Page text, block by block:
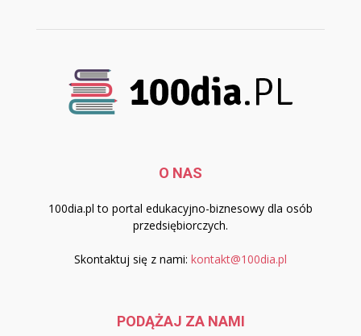
O NAS
100dia.pl to portal edukacyjno-biznesowy dla osób
przedsiębiorczych.
Skontaktuj się z nami: kontakt@100dia.pl
PODĄŻAJ ZA NAMI